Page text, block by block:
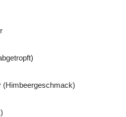
(Himbeergeschmack)